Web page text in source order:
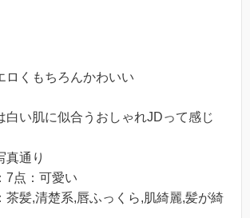
ロくもちろんかわいい
白い肌に似合うおしゃれJDって感じ
真通り
7点：可愛い
茶髪,清楚系,唇ふっくら,肌綺麗,髪が綺